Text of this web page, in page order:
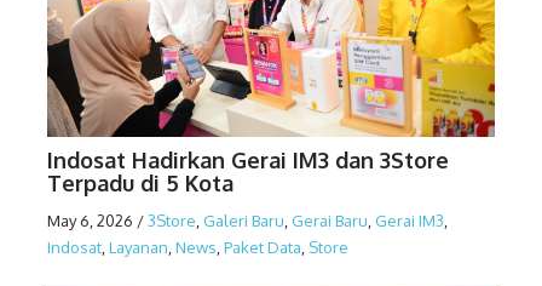
Indosat Hadirkan Gerai IM3 dan 3Store
Terpadu di 5 Kota
May 6, 2026 /3Store Galeri Baru Gerai Baru Gerai IM3
Indosat Layanan News Paket Data Store